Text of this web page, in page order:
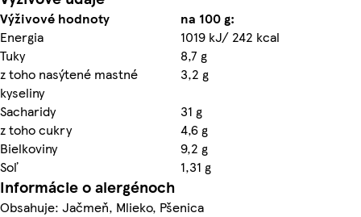
Výživové hodnoty
na 100 g:
Energia
1019 kJ/ 242 kcal
Tuky
8,7 g
z toho nasýtené mastné
kyseliny
3,2 g
Sacharidy
31 g
z toho cukry
4,6 g
Bielkoviny
9,2 g
Soľ
1,31 g
Informácie o alergénoch
Obsahuje: Jačmeň, Mlieko, Pšenica